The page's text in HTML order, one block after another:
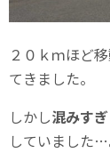
２０ｋｍほど
てきました。
しかし混みすぎ
していました…